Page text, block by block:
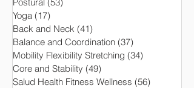
Yoga (17)
Back and Neck (41)
Balance and Coordination (37)
Mobility Flexibility Stretching (34)
Core and Stability (49)
Salud Health Fitness Wellness (56)